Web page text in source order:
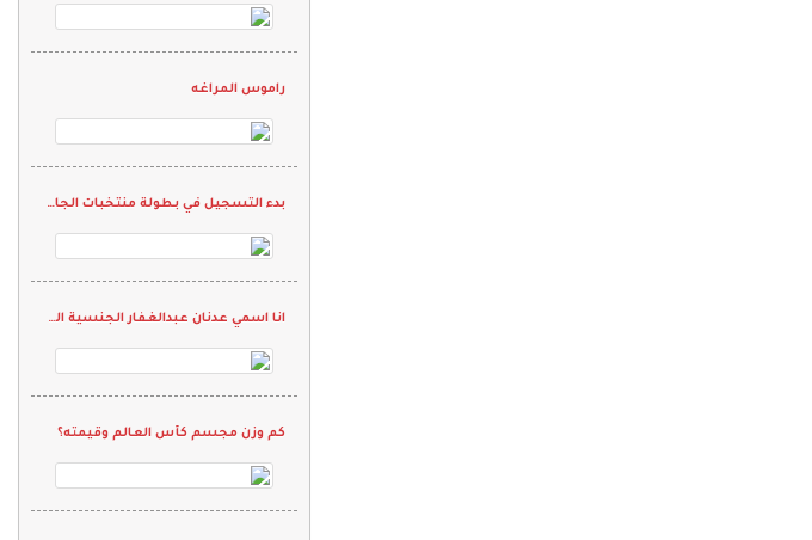
راموس المراغه
بدء التسجيل في بطولة منتخبات الجاليات الثانية
انا اسمي عدنان عبدالغفار الجنسية الهند وحلمي ان العب كورة القدم في نادي واقدم كل م لدي ويارب انها تححق
كم وزن مجسم كأس العالم وقيمته؟